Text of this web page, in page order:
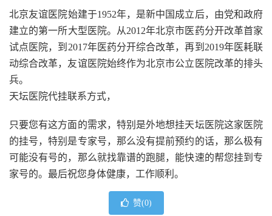
北京友谊医院始建于1952年，是新中国成立后，由党和政府
建立的第一所大型医院。从2012年北京市医药分开改革首家
试点医院，到2017年医药分开综合改革，再到2019年医耗联
动综合改革，友谊医院始终作为北京市公立医院改革的排头
兵。
天坛医院代挂联系方式，
只要您有这方面的需求，特别是外地想挂天坛医院这家医院
的挂号，特别是专家号，那么没有提前预约的话，那么极有
可能没有号的，那么就找靠谱的跑腿，能快速的帮您挂到专
家号的。最后祝您身体健康，工作顺利。
赞(0)